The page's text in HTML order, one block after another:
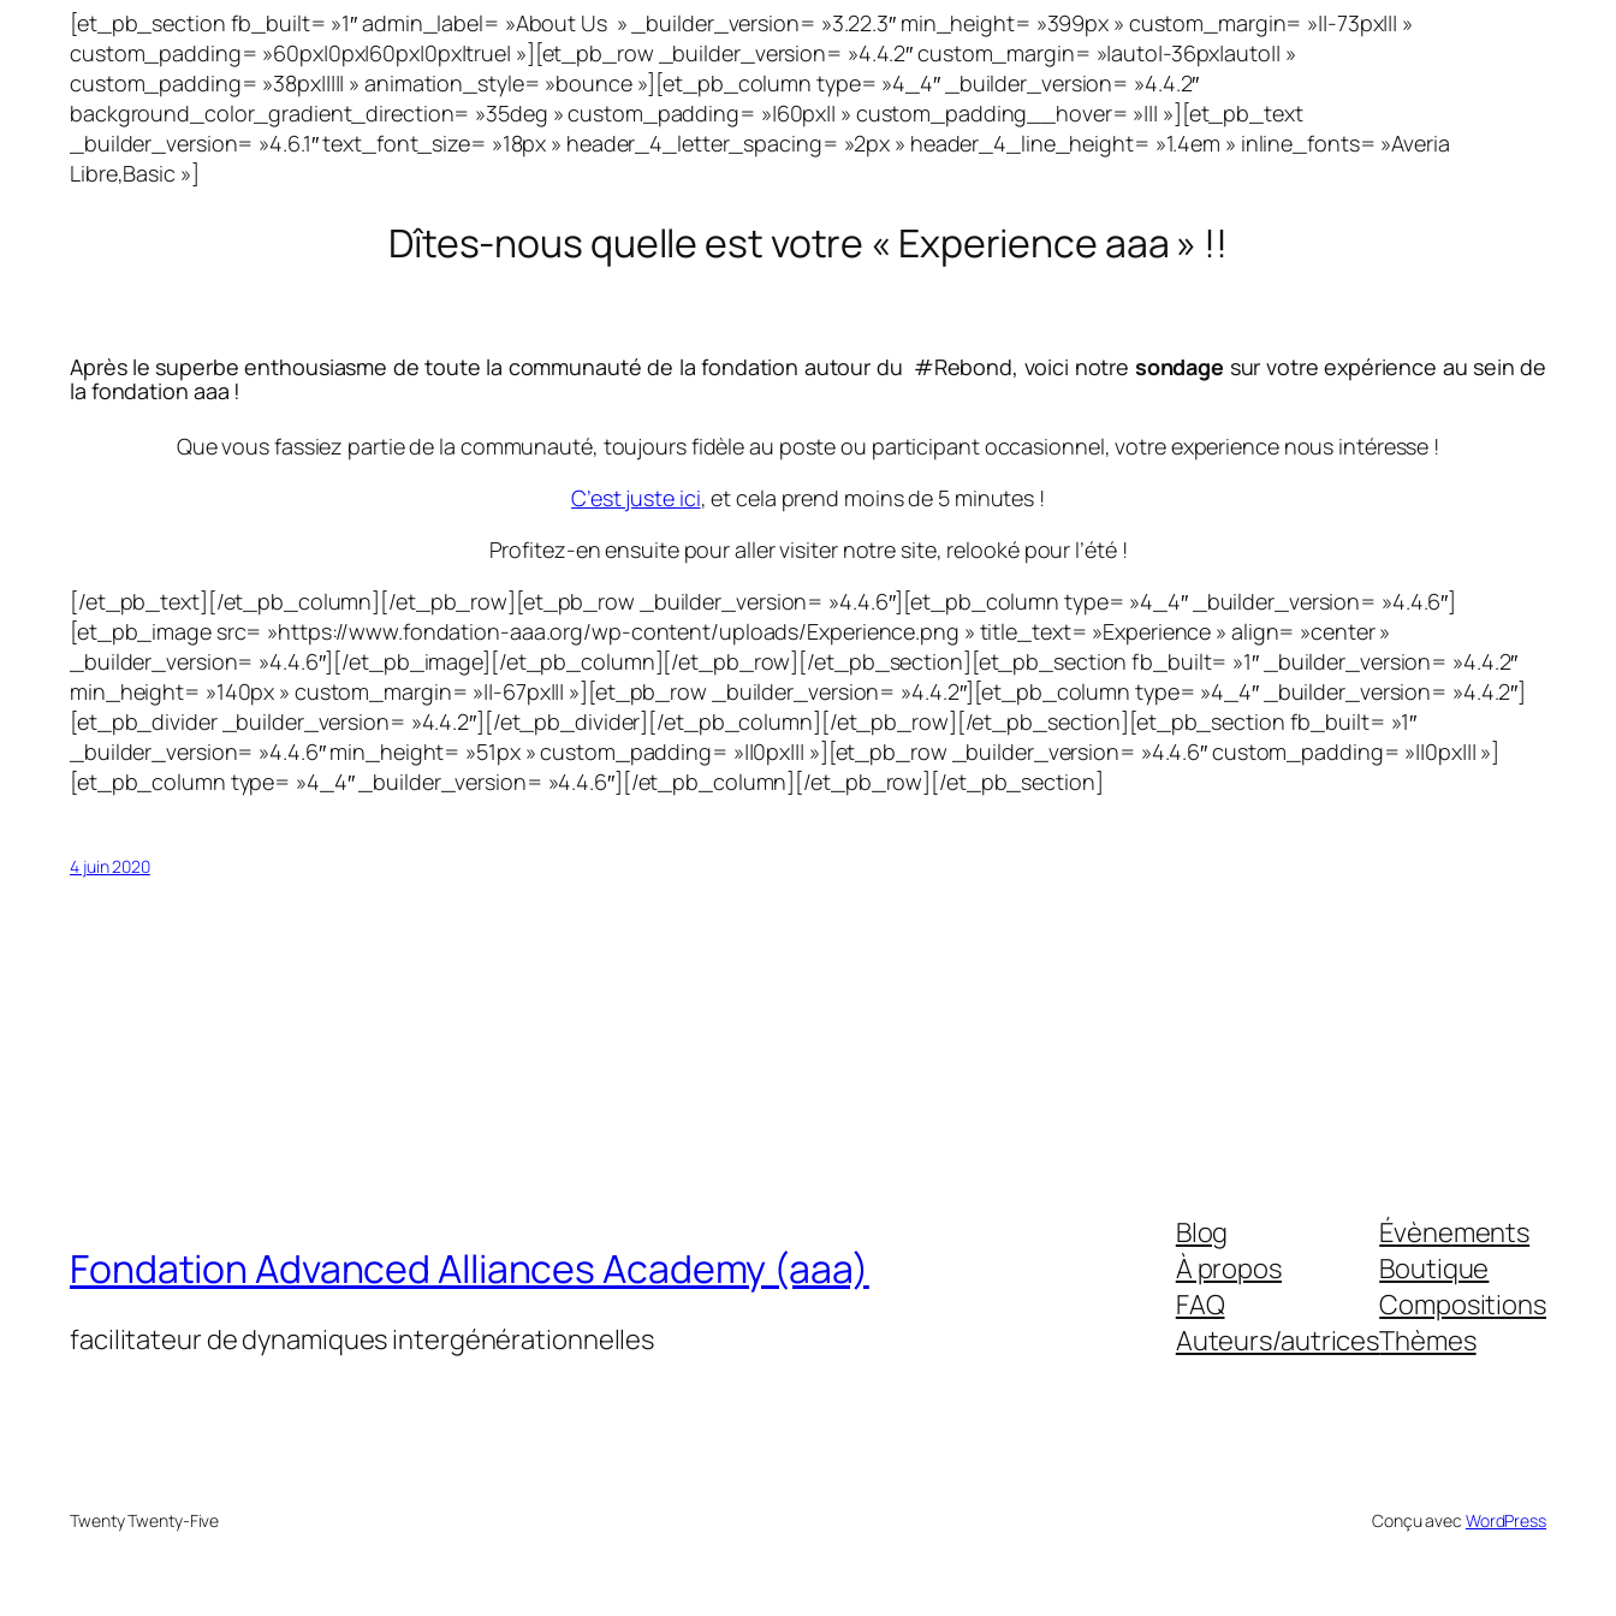
[et_pb_section fb_built= »1″ admin_label= »About Us » _builder_version= »3.22.3″ min_height= »399px » custom_margin= »||-73px||| »
custom_padding= »60px|0px|60px|0px|true| »][et_pb_row _builder_version= »4.4.2″ custom_margin= »|auto|-36px|auto|| »
custom_padding= »38px||||| » animation_style= »bounce »][et_pb_column type= »4_4″ _builder_version= »4.4.2″
background_color_gradient_direction= »35deg » custom_padding= »|60px|| » custom_padding__hover= »||| »][et_pb_text
_builder_version= »4.6.1″ text_font_size= »18px » header_4_letter_spacing= »2px » header_4_line_height= »1.4em » inline_fonts= »Averia
Libre,Basic »]
Dîtes-nous quelle est votre « Experience aaa » !!
Après le superbe enthousiasme de toute la communauté de la fondation autour du #Rebond, voici notre sondage sur votre expérience au sein de
la fondation aaa !
Que vous fassiez partie de la communauté, toujours fidèle au poste ou participant occasionnel, votre experience nous intéresse !
C’est juste ici, et cela prend moins de 5 minutes !
Profitez-en ensuite pour aller visiter notre site, relooké pour l’été !
[/et_pb_text][/et_pb_column][/et_pb_row][et_pb_row _builder_version= »4.4.6″][et_pb_column type= »4_4″ _builder_version= »4.4.6″]
[et_pb_image src= »https://www.fondation-aaa.org/wp-content/uploads/Experience.png » title_text= »Experience » align= »center »
_builder_version= »4.4.6″][/et_pb_image][/et_pb_column][/et_pb_row][/et_pb_section][et_pb_section fb_built= »1″ _builder_version= »4.4.2″
min_height= »140px » custom_margin= »||-67px||| »][et_pb_row _builder_version= »4.4.2″][et_pb_column type= »4_4″ _builder_version= »4.4.2″]
[et_pb_divider _builder_version= »4.4.2″][/et_pb_divider][/et_pb_column][/et_pb_row][/et_pb_section][et_pb_section fb_built= »1″
_builder_version= »4.4.6″ min_height= »51px » custom_padding= »||0px||| »][et_pb_row _builder_version= »4.4.6″ custom_padding= »||0px||| »]
[et_pb_column type= »4_4″ _builder_version= »4.4.6″][/et_pb_column][/et_pb_row][/et_pb_section]
4 juin 2020
Fondation Advanced Alliances Academy (aaa)
facilitateur de dynamiques intergénérationnelles
Blog
À propos
FAQ
Auteurs/autrices
Évènements
Boutique
Compositions
Thèmes
Twenty Twenty-Five Conçu avec WordPress